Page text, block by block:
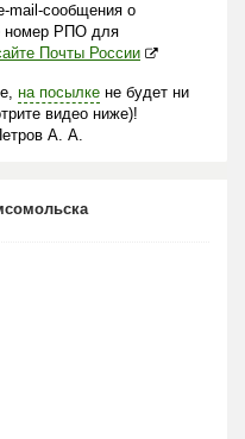
mail-сообщения о
номер РПО для
Почты России
на посылке не будет ни
видео ниже)!
А. А.